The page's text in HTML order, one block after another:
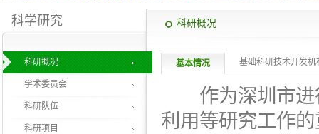
科研概况
基本情况 基础科研技术开发机
作为深圳市进
利用等研究工作
科学研究
科研概况
学术委员会
科研队伍
科研项目